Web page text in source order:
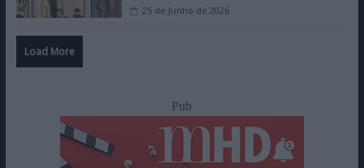
25 de Junho de 2026
Load More
Pub